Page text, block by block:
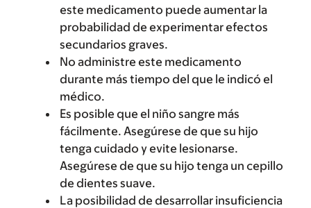
este medicamento puede aumentar la
probabilidad de experimentar efectos
secundarios graves.
No administre este medicamento
durante más tiempo del que le indicó el
médico.
Es posible que el niño sangre más
fácilmente. Asegúrese de que su hijo
tenga cuidado y evite lesionarse.
Asegúrese de que su hijo tenga un cepillo
de dientes suave.
La posibilidad de desarrollar insuficiencia